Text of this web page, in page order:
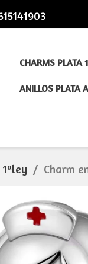
CHARMS PLATA
ANILLOS PLATA
Charm